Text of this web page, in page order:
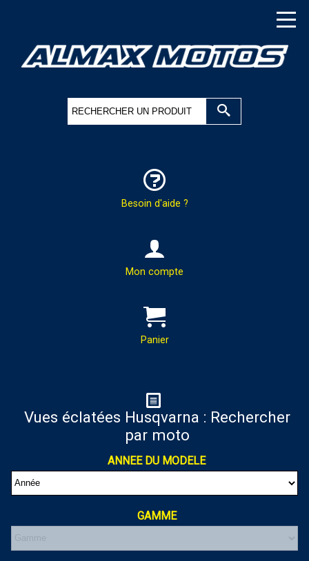
Besoin d'aide ?
HOTLINE & COMMANDES
PAR TÉLÉPHONE :
PAR MAIL :
Contactez-nous pour toutes
demandes de renseignements
Mon compte
Panier
Panier
Votre panier est vide
Vues éclatées Husqvarna : Rechercher
par moto
ANNEE DU MODELE
GAMME